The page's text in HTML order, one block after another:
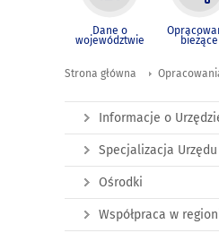
Dane o
województwie bieżące
Strona główna
Informacje o
Specjalizacja Urzędu
Ośrodki
Współpraca w